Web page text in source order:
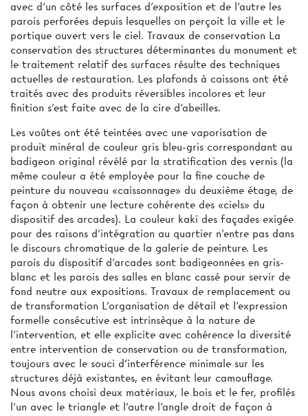
avec d'un côté les surfaces d'exposition et de l'autre les
parois perforées depuis lesquelles on perçoit la ville et le
portique ouvert vers le ciel. Travaux de conservation La
conservation des structures déterminantes du monument et
le traitement relatif des surfaces résulte des techniques
actuelles de restauration. Les plafonds à caissons ont été
traités avec des produits réversibles incolores et leur
finition s'est faite avec de la cire d'abeilles.
Les voûtes ont été teintées avec une vaporisation de
produit minéral de couleur gris bleu-gris correspondant au
badigeon original révélé par la stratification des vernis (la
même couleur a été employée pour la fine couche de
peinture du nouveau «caissonnage» du deuxième étage, de
façon à obtenir une lecture cohérente des «ciels» du
dispositif des arcades). La couleur kaki des façades exigée
pour des raisons d'intégration au quartier n'entre pas dans
le discours chromatique de la galerie de peinture. Les
parois du dispositif d'arcades sont badigeonnées en gris-
blanc et les parois des salles en blanc cassé pour servir de
fond neutre aux expositions. Travaux de remplacement ou
de transformation L'organisation de détail et l'expression
formelle consécutive est intrinsèque à la nature de
l'intervention, et elle explicite avec cohérence la diversité
entre intervention de conservation ou de transformation,
toujours avec le souci d'interférence minimale sur les
structures déjà existantes, en évitant leur camouflage.
Nous avons choisi deux matériaux, le bois et le fer, profilés
l'un avec le triangle et l'autre l'angle droit de façon à